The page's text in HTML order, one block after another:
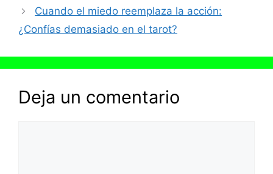
Cuando el miedo reemplaza la acción:
¿Confías demasiado en el tarot?
Deja un comentario